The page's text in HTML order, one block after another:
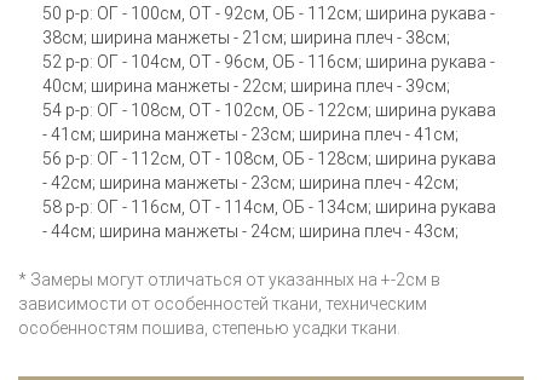
50 р-р: ОГ - 100см, ОТ - 92см, ОБ - 112см; ширина рукава -
38см; ширина манжеты - 21см; ширина плеч - 38см;
52 р-р: ОГ - 104см, ОТ - 96см, ОБ - 116см; ширина рукава -
40см; ширина манжеты - 22см; ширина плеч - 39см;
54 р-р: ОГ - 108см, ОТ - 102см, ОБ - 122см; ширина рукава
- 41см; ширина манжеты - 23см; ширина плеч - 41см;
56 р-р: ОГ - 112см, ОТ - 108см, ОБ - 128см; ширина рукава
- 42см; ширина манжеты - 23см; ширина плеч - 42см;
58 р-р: ОГ - 116см, ОТ - 114см, ОБ - 134см; ширина рукава
- 44см; ширина манжеты - 24см; ширина плеч - 43см;
* Замеры могут отличаться от указанных на +-2см в
зависимости от особенностей ткани, техническим
особенностям пошива, степенью усадки ткани.